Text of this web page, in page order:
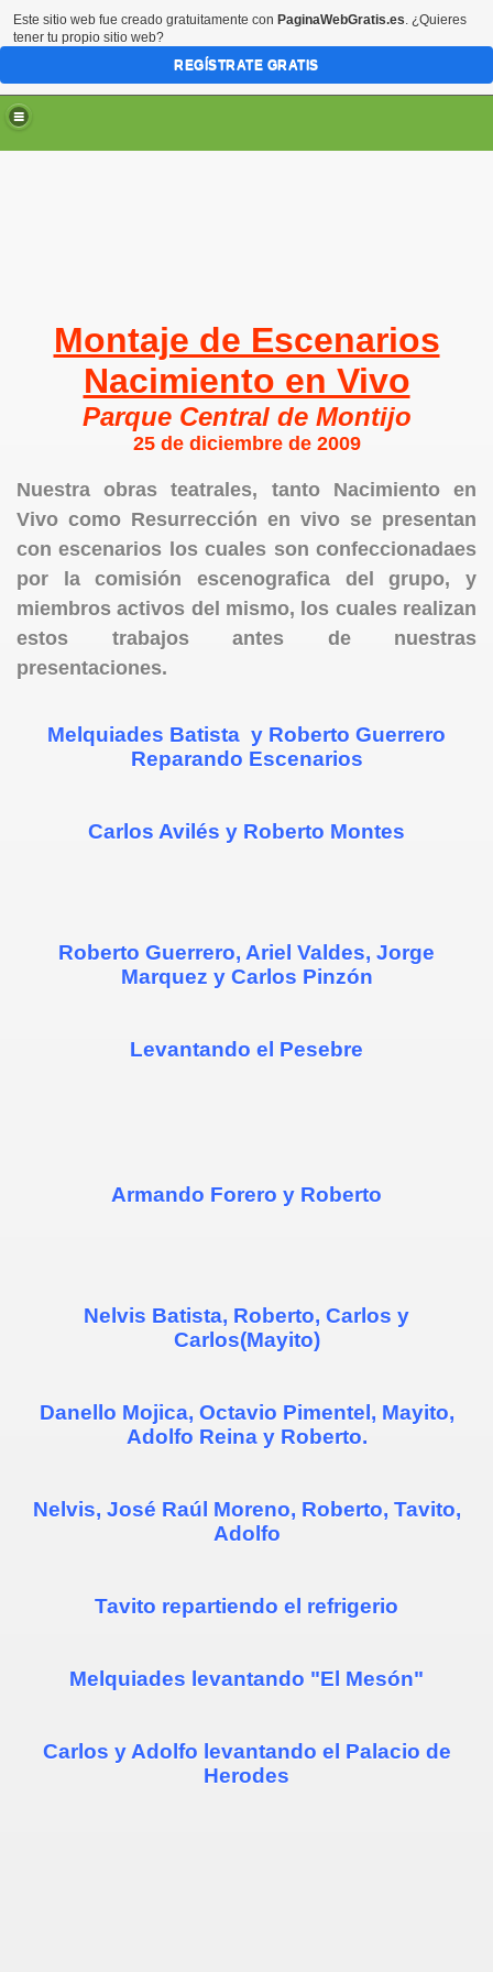
Montaje de Escenarios
Nacimiento en Vivo
Parque Central de Montijo
25 de diciembre de 2009
Nuestra obras teatrales, tanto Nacimiento en
Vivo como Resurrección en vivo se presentan
con escenarios los cuales son confeccionadaes
por la comisión escenografica del grupo, y
miembros activos del mismo, los cuales realizan
estos trabajos antes de nuestras
presentaciones.
Melquiades Batista y Roberto Guerrero
Reparando Escenarios
Carlos Avilés y Roberto Montes
Roberto Guerrero, Ariel Valdes, Jorge
Marquez y Carlos Pinzón
Levantando el Pesebre
Armando Forero y Roberto
Nelvis Batista, Roberto, Carlos y
Carlos(Mayito)
Danello Mojica, Octavio Pimentel, Mayito,
Adolfo Reina y Roberto.
Nelvis, José Raúl Moreno, Roberto, Tavito,
Adolfo
Tavito repartiendo el refrigerio
Melquiades levantando "El Mesón"
Carlos y Adolfo levantando el Palacio de
Herodes
Este sitio web fue creado gratuitamente con PaginaWebGratis.es. ¿Quieres
tener tu propio sitio web?
REGÍSTRATE GRATIS